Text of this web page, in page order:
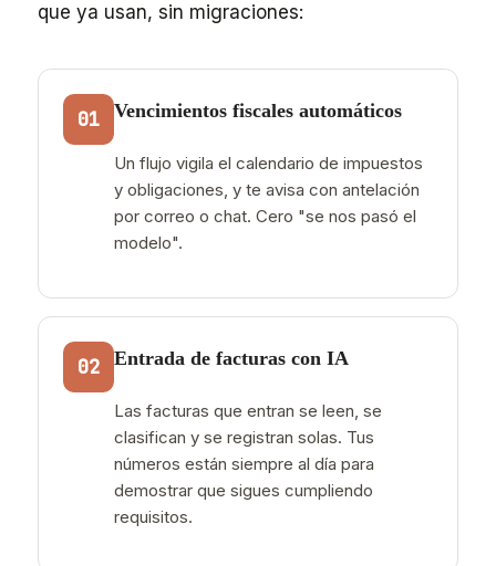
que ya usan, sin migraciones:
01 Vencimientos fiscales automáticos
Un flujo vigila el calendario de impuestos
y obligaciones, y te avisa con antelación
por correo o chat. Cero "se nos pasó el
modelo".
02 Entrada de facturas con IA
Las facturas que entran se leen, se
clasifican y se registran solas. Tus
números están siempre al día para
demostrar que sigues cumpliendo
requisitos.